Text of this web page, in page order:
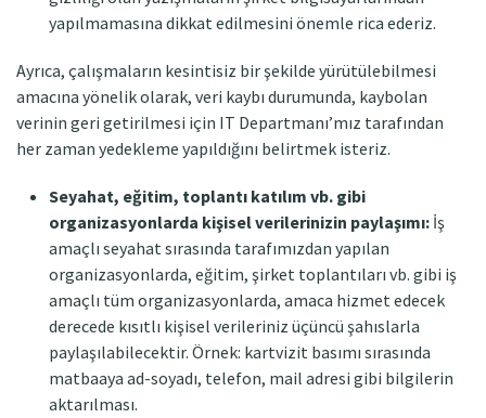
yapılmamasına dikkat edilmesini önemle rica ederiz.
Ayrıca, çalışmaların kesintisiz bir şekilde yürütülebilmesi
amacına yönelik olarak, veri kaybı durumunda, kaybolan
verinin geri getirilmesi için IT Departmanı’mız tarafından
her zaman yedekleme yapıldığını belirtmek isteriz.
Seyahat, eğitim, toplantı katılım vb. gibi
organizasyonlarda kişisel verilerinizin paylaşımı: İş
amaçlı seyahat sırasında tarafımızdan yapılan
organizasyonlarda, eğitim, şirket toplantıları vb. gibi iş
amaçlı tüm organizasyonlarda, amaca hizmet edecek
derecede kısıtlı kişisel verileriniz üçüncü şahıslarla
paylaşılabilecektir. Örnek: kartvizit basımı sırasında
matbaaya ad-soyadı, telefon, mail adresi gibi bilgilerin
aktarılması.